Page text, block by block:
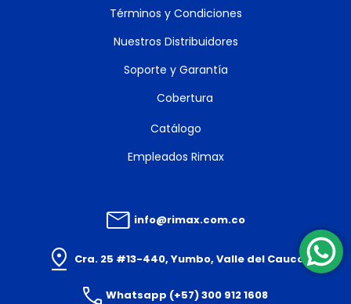
Términos y Condiciones
Nuestros Distribuidores
Soporte y Garantía
Cobertura
Catálogo
Empleados Rimax
info@rimax.com.co
Cra. 25 #13-440, Yumbo, Valle del Cauca
Whatsapp (+57) 300 912 1608